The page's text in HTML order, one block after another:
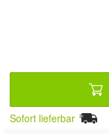
Sofort lieferbar